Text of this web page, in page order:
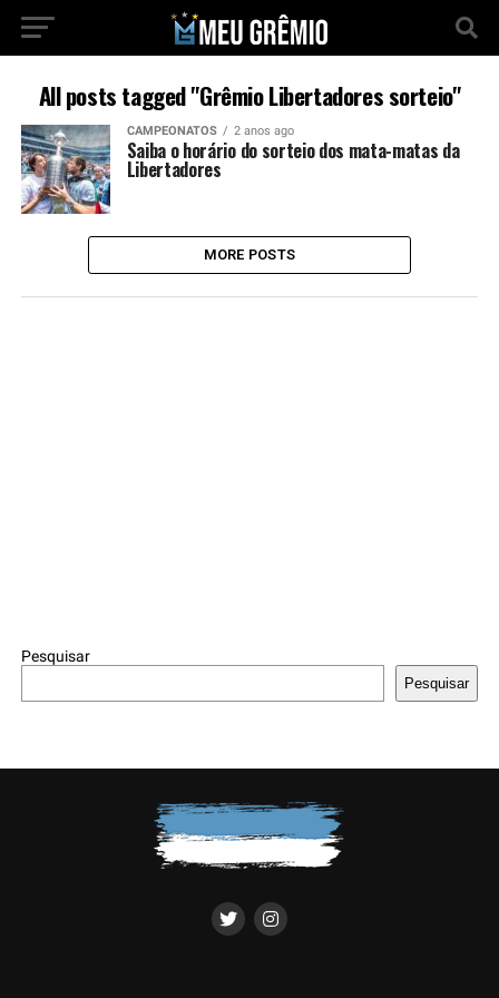
All posts tagged "Grêmio Libertadores sorteio"
CAMPEONATOS 2 anos ago
Saiba o horário do sorteio dos mata-matas da
Libertadores
MORE POSTS
Pesquisar
Pesquisar